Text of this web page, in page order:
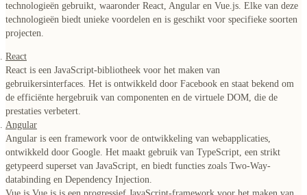
technologieën gebruikt, waaronder React, Angular en Vue.js. Elke van deze
technologieën biedt unieke voordelen en is geschikt voor specifieke soorten
projecten.
React
React is een JavaScript-bibliotheek voor het maken van
gebruikersinterfaces. Het is ontwikkeld door Facebook en staat bekend om
de efficiënte hergebruik van componenten en de virtuele DOM, die de
prestaties verbetert.
Angular
Angular is een framework voor de ontwikkeling van webapplicaties,
ontwikkeld door Google. Het maakt gebruik van TypeScript, een strikt
getypeerd superset van JavaScript, en biedt functies zoals Two-Way-
databinding en Dependency Injection.